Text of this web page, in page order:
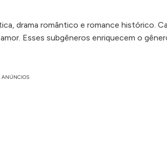
drama romântico e romance histórico.
Esses subgêneros enriquecem o
ANÚNCIOS